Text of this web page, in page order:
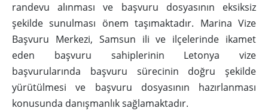
randevu alınması ve başvuru dosyasının eksiksiz
şekilde sunulması önem taşımaktadır. Marina Vize
Başvuru Merkezi, Samsun ili ve ilçelerinde ikamet
eden başvuru sahiplerinin Letonya vize
başvurularında başvuru sürecinin doğru şekilde
yürütülmesi ve başvuru dosyasının hazırlanması
konusunda danışmanlık sağlamaktadır.